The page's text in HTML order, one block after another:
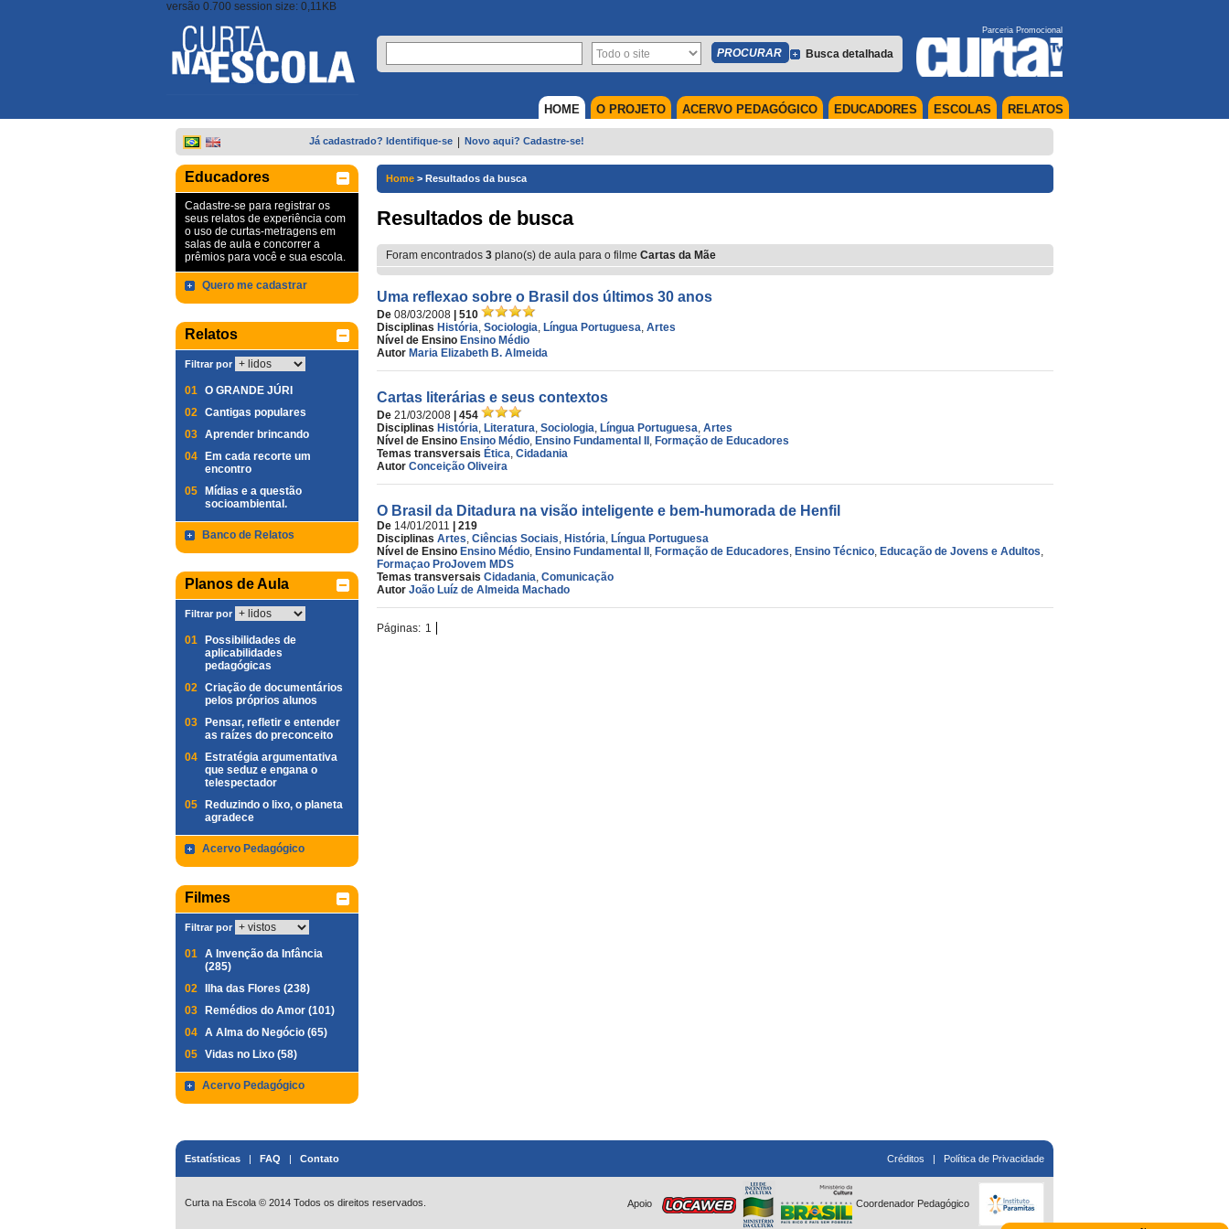
versão 0.700 session size: 0,11KB
Busca detalhada
Parceria Promocional
RELATOS
ESCOLAS
EDUCADORES
ACERVO PEDAGÓGICO
O PROJETO
HOME
Já cadastrado? Identifique-se Novo aqui? Cadastre-se!
Educadores
Cadastre-se para registrar os
seus relatos de experiência com
o uso de curtas-metragens em
salas de aula e concorrer a
prêmios para você e sua escola.
Quero me cadastrar
Relatos
Filtrar por
01 O GRANDE JÚRI
02 Cantigas populares
03 Aprender brincando
04
Em cada recorte um
encontro
05
Mídias e a questão
socioambiental.
Banco de Relatos
Planos de Aula
Filtrar por
01
Possibilidades de
aplicabilidades
pedagógicas
02 Criação de documentários
pelos próprios alunos
03
Pensar, refletir e entender
as raízes do preconceito
04
Estratégia argumentativa
que seduz e engana o
telespectador
05
Reduzindo o lixo, o planeta
agradece
Acervo Pedagógico
Filmes
Filtrar por
01 A Invenção da Infância
(285)
02
Ilha das Flores (238)
03
Remédios do Amor (101)
04 A Alma do Negócio (65)
05 Vidas no Lixo (58)
Acervo Pedagógico
Home > Resultados da busca
Resultados de busca
Foram encontrados 3 plano(s) de aula para o filme Cartas da Mãe
Uma reflexao sobre o Brasil dos últimos 30 anos
De 08/03/2008
| 510
Disciplinas História, Sociologia, Língua Portuguesa, Artes
Nível de Ensino Ensino Médio
Autor Maria Elizabeth B. Almeida
Cartas literárias e seus contextos
De 21/03/2008
| 454
Disciplinas História, Literatura, Sociologia, Língua Portuguesa, Artes
Nível de Ensino Ensino Médio, Ensino Fundamental II , Formação de Educadores
Temas transversais Ética, Cidadania
Autor Conceição Oliveira
O Brasil da Ditadura na visão inteligente e bem-humorada de Henfil
De 14/01/2011
| 219
Disciplinas Artes, Ciências Sociais, História, Língua Portuguesa
Nível de Ensino Ensino Médio, Ensino Fundamental II , Formação de Educadores, Ensino Técnico, Educação de Jovens e Adultos,
Formaçao ProJovem MDS
Temas transversais Cidadania, Comunicação
Autor João Luíz de Almeida Machado
Páginas: 1
Estatísticas | FAQ | Contato Créditos | Política de Privacidade
Curta na Escola © 2014 Todos os direitos reservados. Apoio Coordenador Pedagógico